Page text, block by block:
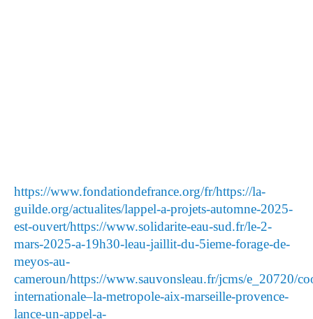
https://www.fondationdefrance.org/fr/https://la-
guilde.org/actualites/lappel-a-projets-automne-2025-
est-ouvert/https://www.solidarite-eau-sud.fr/le-2-
mars-2025-a-19h30-leau-jaillit-du-5ieme-forage-de-
meyos-au-
cameroun/https://www.sauvonsleau.fr/jcms/e_20720/
internationale–la-metropole-aix-marseille-provence-
lance-un-appel-a-